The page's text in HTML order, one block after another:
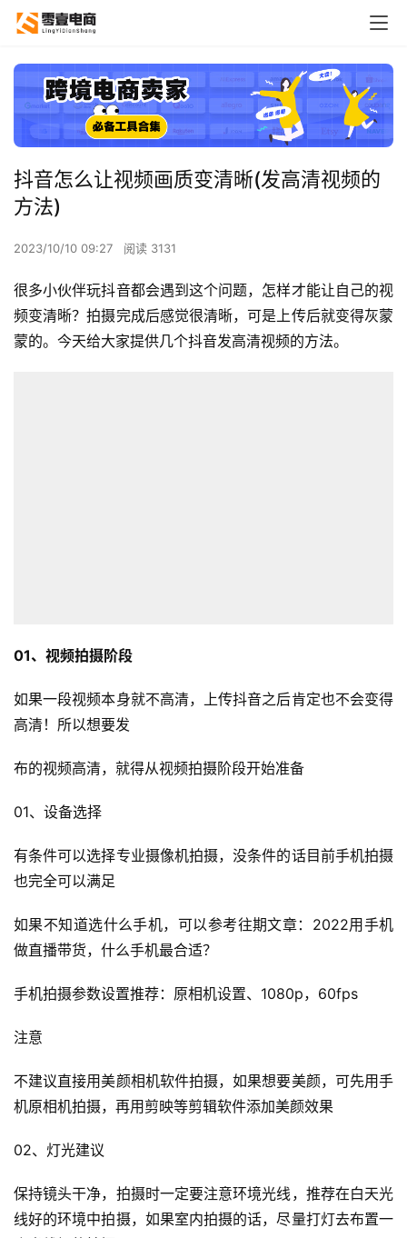
抖音怎么让视频画质变清晰(发高清视频的
方法)
2023/10/10 09:27 阅读 3131
很多小伙伴玩抖音都会遇到这个问题，怎样才能让自己的视
频变清晰？拍摄完成后感觉很清晰，可是上传后就变得灰蒙
蒙的。今天给大家提供几个抖音发高清视频的方法。
01、视频拍摄阶段
如果一段视频本身就不高清，上传抖音之后肯定也不会变得
高清！所以想要发
布的视频高清，就得从视频拍摄阶段开始准备
01、设备选择
有条件可以选择专业摄像机拍摄，没条件的话目前手机拍摄
也完全可以满足
如果不知道选什么手机，可以参考往期文章：2022用手机
做直播带货，什么手机最合适？
手机拍摄参数设置推荐：原相机设置、1080p，60fps
注意
不建议直接用美颜相机软件拍摄，如果想要美颜，可先用手
机原相机拍摄，再用剪映等剪辑软件添加美颜效果
02、灯光建议
保持镜头干净，拍摄时一定要注意环境光线，推荐在白天光
线好的环境中拍摄，如果室内拍摄的话，尽量打灯去布置一